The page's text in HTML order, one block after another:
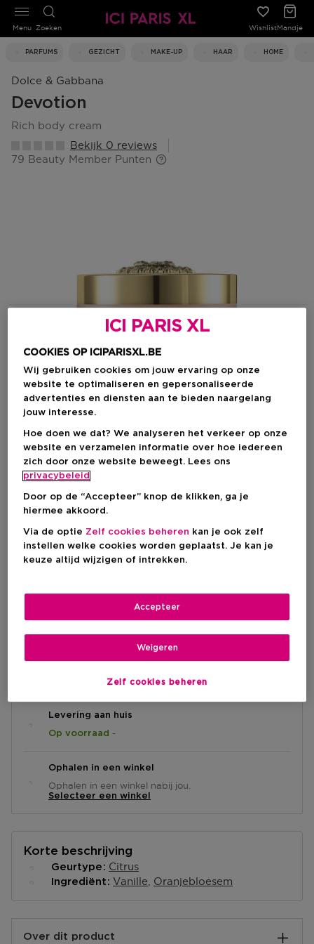
Zoeken WishlistMandje
PARFUMS GEZICHT MAKE-UP HAAR HOME
Menu
Dolce & Gabbana
Devotion
rich body cream
Bekijk 0 reviews
79 Beauty Member Punten
Kies je formaat
180 ML Op voorraad
180 ML
Kortingsprijs
€ 79,05
€ 93,00
Kortingsprijs
€ 79,05
Aanbevolen verkoopprijs fabrikant € 93,00
IN WINKELMANDJE
Levering aan huis
Op voorraad -
Ophalen in een winkel
Ophalen in een winkel nabij jou.
Selecteer een winkel
Korte beschrijving
Geurtype Citrus
Ingrediënt Vanille Oranjebloesem
Over dit product
ICI PARIS XL
COOKIES OP ICIPARISXL.BE
Wij gebruiken cookies om jouw ervaring op onze
website te optimaliseren en gepersonaliseerde
advertenties en diensten aan te bieden naargelang
jouw interesse.
Hoe doen we dat? We analyseren het verkeer op onze
website en verzamelen informatie over hoe iedereen
zich door onze website beweegt. Lees ons
privacybeleid
Door op de “Accepteer” knop de klikken, ga je
hiermee akkoord.
Via de optie Zelf cookies beheren kan je ook zelf
instellen welke cookies worden geplaatst. Je kan je
keuze altijd wijzigen of intrekken.
Zelf cookies beheren
Weigeren
Accepteer